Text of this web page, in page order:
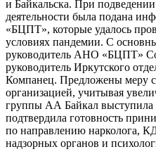
и Байкальска. При
деятельности была подана
«БЦПТ», которые удалось
условиях пандемии. С
руководитель АНО «БЦПТ»
руководитель Иркутского
Компанец. Предложены меру
организацией, учитывая
группы АА Байкал выступила
подтвердила готовность
по направлению нарколога,
надзорных органов и